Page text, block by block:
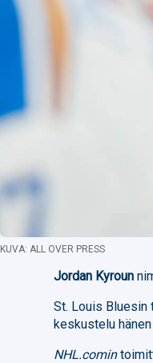
KUVA: ALL OVER PRESS
Jordan Kyroun
St. Louis Bluesin
keskustelu
NHL.comin